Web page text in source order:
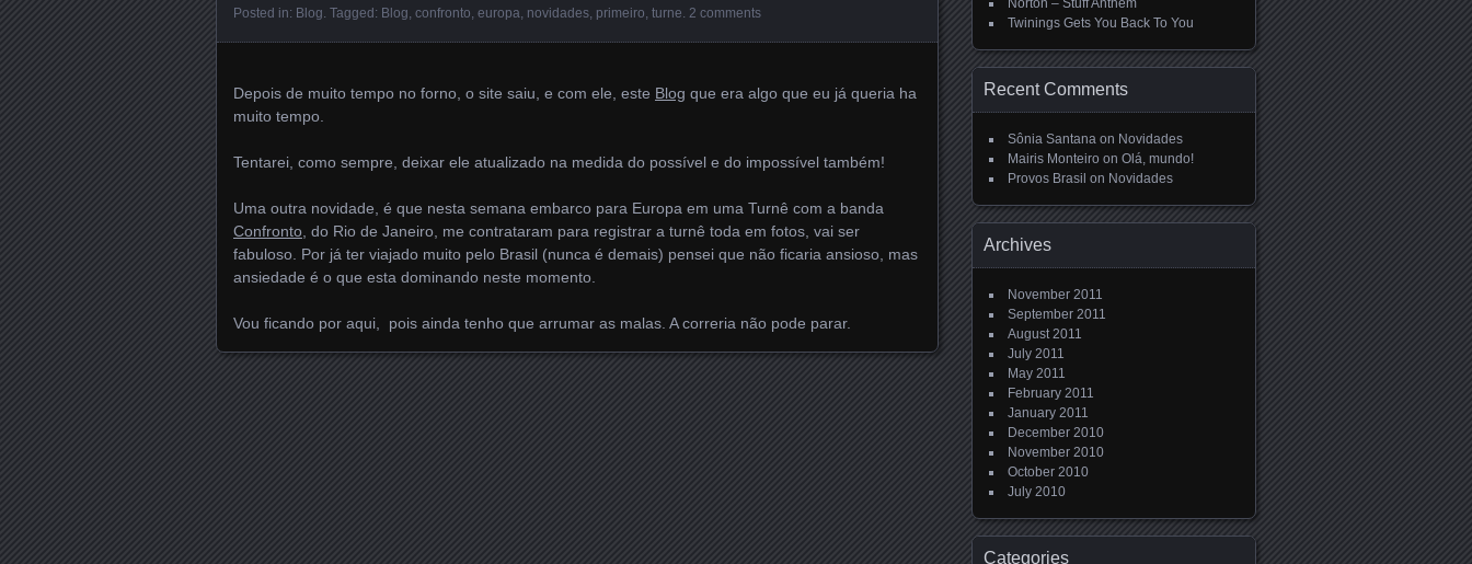
Posted in: Blog . Tagged: Blog confronto europa novidades primeiro turne 2 comments
Depois de muito tempo no forno, o site saiu, e com ele, este Blog que era algo que eu já queria ha
muito tempo.
Tentarei, como sempre, deixar ele atualizado na medida do possível e do impossível também!
Uma outra novidade, é que nesta semana embarco para Europa em uma Turnê com a banda
Confronto , do Rio de Janeiro, me contrataram para registrar a turnê toda em fotos, vai ser
fabuloso. Por já ter viajado muito pelo Brasil (nunca é demais) pensei que não ficaria ansioso, mas
ansiedade é o que esta dominando neste momento.
Vou ficando por aqui, pois ainda tenho que arrumar as malas. A correria não pode parar.
Norton – Stuff Anthem
Twinings Gets You Back To You
Recent Comments
Sônia Santana on Novidades
Mairis Monteiro on Olá, mundo!
Provos Brasil on Novidades
Archives
November 2011
September 2011
August 2011
July 2011
May 2011
February 2011
January 2011
December 2010
November 2010
October 2010
July 2010
Categories